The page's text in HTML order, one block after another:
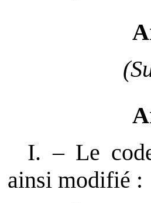
I. – Le
ainsi modifié :